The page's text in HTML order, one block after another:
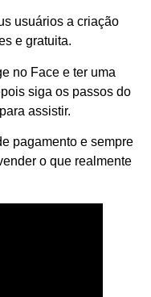
usuários a criação
e gratuita.
no Face e ter uma
siga os passos do
para assistir.
pagamento e sempre
o que realmente